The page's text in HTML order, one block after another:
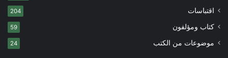
اقتباسات 204
كتاب ومؤلفون 59
موضوعات من الكتب 24